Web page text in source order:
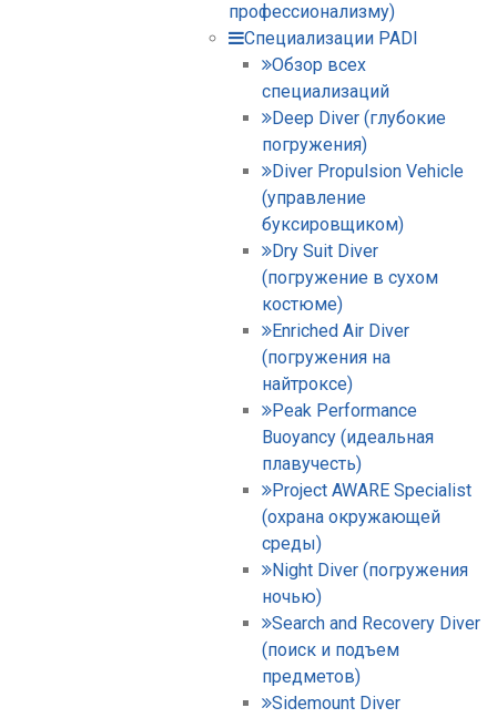
профессионализму)
Специализации PADI
Обзор всех
специализаций
Deep Diver (глубокие
погружения)
Diver Propulsion Vehicle
(управление
буксировщиком)
Dry Suit Diver
(погружение в сухом
костюме)
Enriched Air Diver
(погружения на
найтроксе)
Peak Performance
Buoyancy (идеальная
плавучесть)
Project AWARE Specialist
(охрана окружающей
среды)
Night Diver (погружения
ночью)
Search and Recovery Diver
(поиск и подъем
предметов)
Sidemount Diver